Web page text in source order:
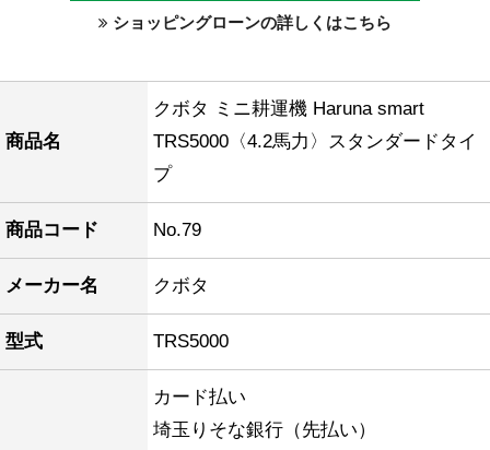
ショッピングローンの詳しくはこちら
商品名
クボタ ミニ耕運機 Haruna smart
TRS5000〈4.2馬力〉スタンダードタイ
プ
商品コード No.79
メーカー名 クボタ
型式 TRS5000
カード払い
埼玉りそな銀行（先払い）